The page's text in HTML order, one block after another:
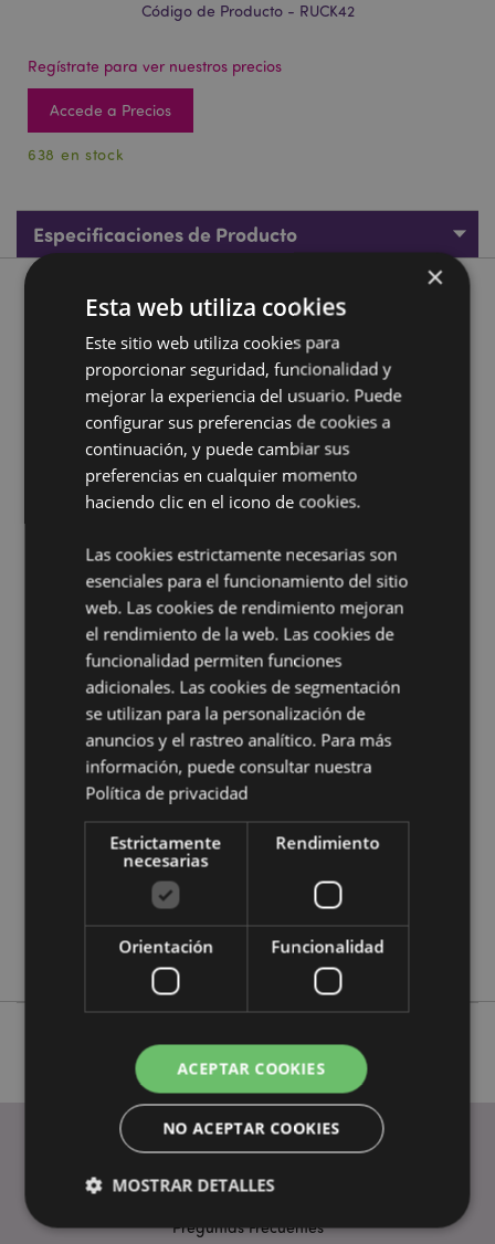
Código de Producto - RUCK42
Regístrate para ver nuestros precios
Accede a Precios
638 en stock
Especificaciones de Producto
Descripción de Producto
Mochila de Peluche Boba Té con Burbujas Foodiemals
Material:60% Poliéster, 40% Nylon
Información sobre el Producto: El compartimento
principal tiene cremallera, junto con un bolsillo
delantero más pequeño que también tiene
cremallera. Los tirantes son ajustables
¿Quieres saber más acerca de los métodos de trabajo
de Puckator?Encuentra todo lo que necesitas saber
en laguía de compra del cliente.
Características del Producto
Información
Altura 30cm Largura 25cm Profundidade
5055071799228
24
0.217000
No
No
Adoramals
ENLACES ÚTILES
Preguntas Frecuentes
×
Esta web utiliza cookies
Este sitio web utiliza cookies para
proporcionar seguridad, funcionalidad y
mejorar la experiencia del usuario. Puede
configurar sus preferencias de cookies a
continuación, y puede cambiar sus
preferencias en cualquier momento
haciendo clic en el icono de cookies.
Las cookies estrictamente necesarias son
esenciales para el funcionamiento del sitio
web. Las cookies de rendimiento mejoran
el rendimiento de la web. Las cookies de
funcionalidad permiten funciones
adicionales. Las cookies de segmentación
se utilizan para la personalización de
anuncios y el rastreo analítico. Para más
información, puede consultar nuestra
Política de privacidad
Estrictamente
necesarias
Rendimiento
Orientación Funcionalidad
ACEPTAR COOKIES
NO ACEPTAR COOKIES
MOSTRAR DETALLES